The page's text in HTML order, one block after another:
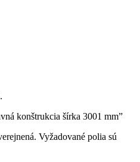
konštrukcia šírka 3001 mm”
Vyžadované polia sú